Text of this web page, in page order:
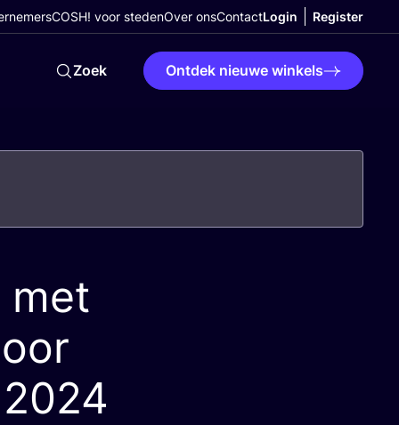
COSH! voor stedenOver onsContactLogin Register
Zoek Ontdek nieuwe winkels
met
2024